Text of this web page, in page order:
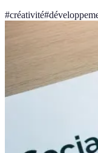
#créativité#